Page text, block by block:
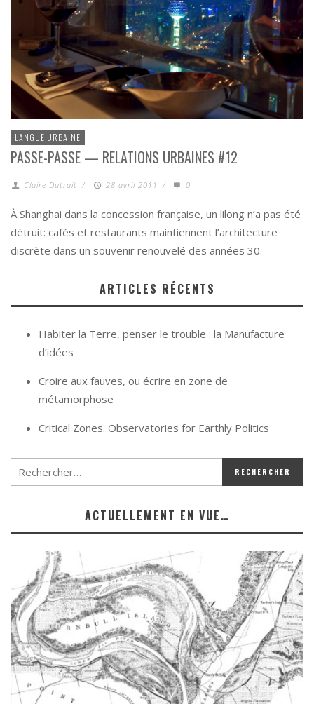
LANGUE URBAINE
PASSE-PASSE — RELATIONS URBAINES #12
Claire Dutrait / 28 avril 2011 / 0
À Shanghai dans la concession française, un lilong n’a pas été
détruit: cafés et restaurants maintiennent l’architecture
discrète dans un souvenir renouvelé des années 30.
ARTICLES RÉCENTS
Habiter la Terre, penser le trouble : la Manufacture
d’idées
Croire aux fauves, ou écrire en zone de
métamorphose
Critical Zones. Observatories for Earthly Politics
ACTUELLEMENT EN VUE…